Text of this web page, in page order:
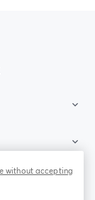
without accepting